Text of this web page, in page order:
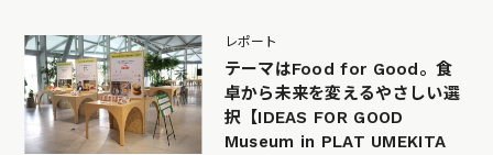
レポート
テーマはFood for Good。食
卓から未来を変えるやさしい選
択【IDEAS FOR GOOD
Museum in PLAT UMEKITA